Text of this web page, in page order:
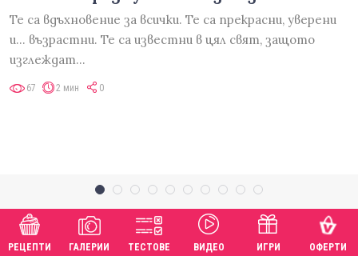
Те са вдъхновение за всички. Те са прекрасни, уверени
и... възрастни. Те са известни в цял свят, защото
изглеждат…
67 2 мин 0
РЕЦЕПТИ ГАЛЕРИИ ТЕСТОВЕ ВИДЕО ИГРИ ОФЕРТИ